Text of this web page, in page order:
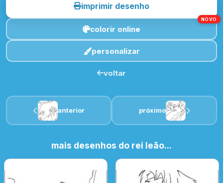
imprimir desenho
colorir online
NOVO
personalizar
voltar
anterior próximo
mais desenhos do rei leão...